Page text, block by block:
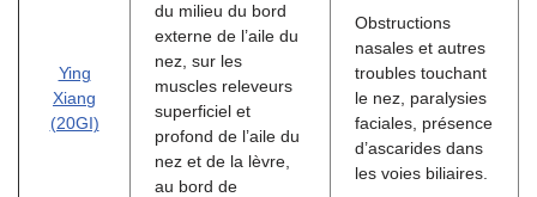
Ying
Xiang
(20GI)
du milieu du bord
externe de l’aile du
nez, sur les
muscles releveurs
superficiel et
profond de l’aile du
nez et de la lèvre,
au bord de
Obstructions
nasales et autres
troubles touchant
le nez, paralysies
faciales, présence
d’ascarides dans
les voies biliaires.